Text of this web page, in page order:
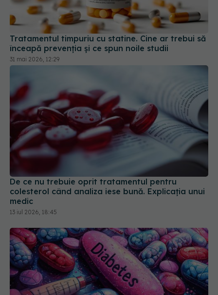
Tratamentul timpuriu cu statine. Cine ar trebui să
înceapă prevenția și ce spun noile studii
31 mai 2026, 12:29
De ce nu trebuie oprit tratamentul pentru
colesterol când analiza iese bună. Explicația unui
medic
13 iul 2026, 18:45